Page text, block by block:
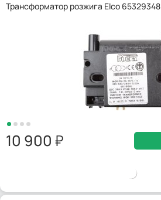
Трансформатор розжига Elco 65329348
10 900